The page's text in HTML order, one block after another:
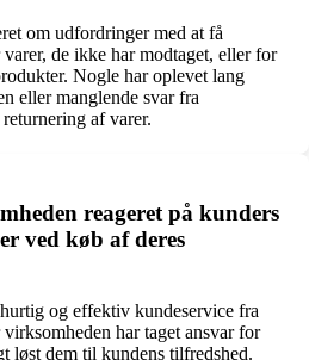
om udfordringer med at få
de ikke har modtaget, eller for
Nogle har oplevet lang
eller manglende svar fra
af varer.
reageret på kunders
ved køb af deres
og effektiv kundeservice fra
har taget ansvar for
løst dem til kundens tilfredshed.